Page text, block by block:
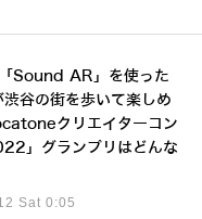
Sound AR」を使った
渋谷の街を歩いて楽しめ
クリエイターコン
」グランプリはどんな
Sat 0:05